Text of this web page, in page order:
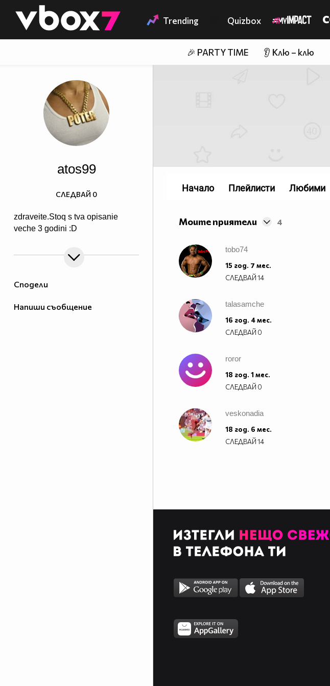
👾 Trending Quizbox
🎉 PARTY TIME 👂 Клю – клю
Сподели
Напиши съобщение
atos99
zdraveite.Stoq s tva opisanie
veche 3 godini :D
СЛЕДВАЙ 0
Моите приятели 4
tobo74
15 год. 7 мес.
СЛЕДВАЙ14
talasamche
16 год. 4 мес.
СЛЕДВАЙ 0
roror
18 год. 1 мес.
СЛЕДВАЙ 0
veskonadia
18 год. 6 мес.
СЛЕДВАЙ14
Начало Плейлисти Любими